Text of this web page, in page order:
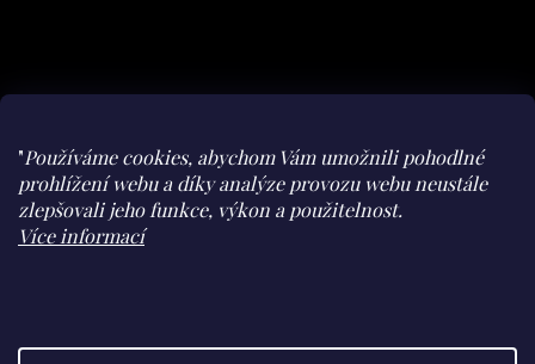
"Používáme cookies, abychom Vám umožnili pohodlné
prohlížení webu a díky analýze provozu webu neustále
zlepšovali jeho funkce, výkon a použitelnost.
Více informací
Facebook